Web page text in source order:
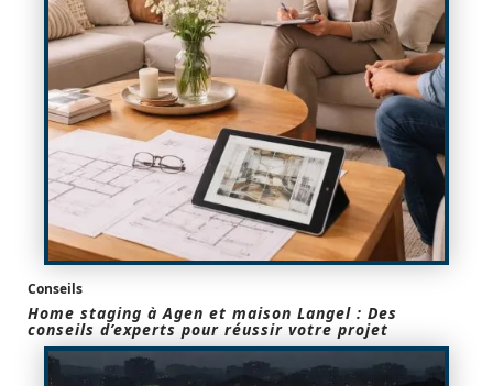
Conseils
Home staging à Agen et maison Langel : Des
conseils d’experts pour réussir votre projet